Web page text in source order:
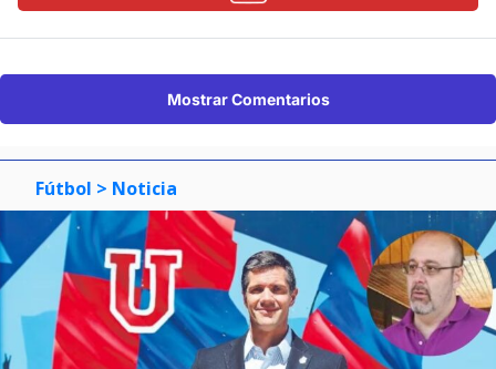
Mostrar Comentarios
Fútbol > Noticia